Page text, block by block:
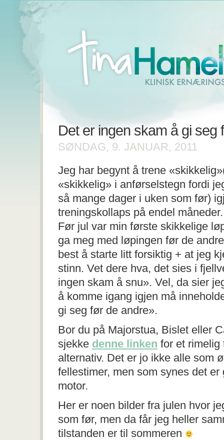
Det er ingen skam å gi seg
SØNDAG, 9. JANUAR, 2011
Jeg har begynt å trene
«skikkelig» i anførselstegn fordi
så mange dager i uken som før)
treningskollaps på endel
Før jul var min første skikkelige
ga meg med løpingen før de
best å starte litt forsiktig + at jeg
stinn. Vet dere hva, det sies i
ingen skam å snu». Vel, da sier
å komme igang igjen må
gi seg før de andre».
Bor du på Majorstua, Bislet eller
sjekke denne linken for et rimelig
alternativ. Det er jo ikke alle som
fellestimer, men som synes det er
motor.
Her er noen bilder fra julen hvor
som før, men da får jeg heller
tilstanden er til sommeren